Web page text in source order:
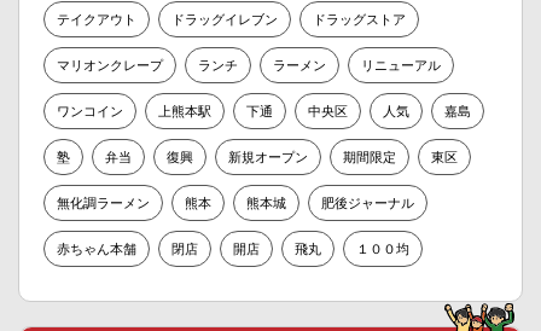
テイクアウト ドラッグイレブン ドラッグストア
マリオンクレープ ランチ ラーメン リニューアル
ワンコイン 上熊本駅 下通 中央区 人気 嘉島
塾 弁当 復興 新規オープン 期間限定 東区
無化調ラーメン 熊本 熊本城 肥後ジャーナル
赤ちゃん本舗 閉店 開店 飛丸 １００均